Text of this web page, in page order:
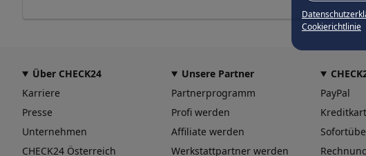
Cookierichtlinie
Über CHECK24
Karriere
Presse
Unternehmen
CHECK24 Österreich
Unsere Partner
Partnerprogramm
Profi werden
Affiliate werden
Werkstattpartner werden
PayPal